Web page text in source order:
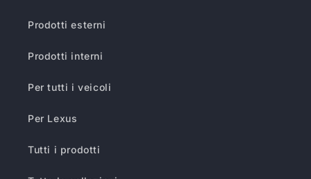
Prodotti esterni
Prodotti interni
Per tutti i veicoli
Per Lexus
Tutti i prodotti